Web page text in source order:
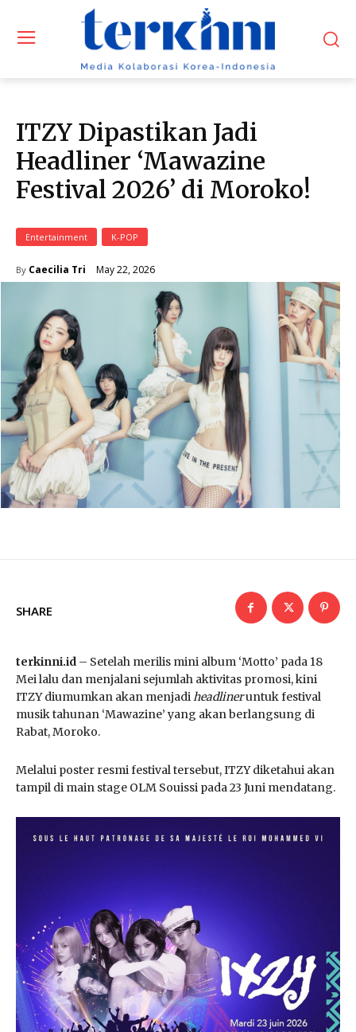
ITZY Dipastikan Jadi
Headliner ‘Mawazine
Festival 2026’ di Moroko!
Entertainment K-POP
By Caecilia Tri May 22, 2026
SHARE
terkinni.id – Setelah merilis mini album ‘Motto’ pada 18
Mei lalu dan menjalani sejumlah aktivitas promosi, kini
ITZY diumumkan akan menjadiheadlineruntuk festival
musik tahunan ‘Mawazine’ yang akan berlangsung di
Rabat, Moroko.
Melalui poster resmi festival tersebut, ITZY diketahui akan
tampil di main stage OLM Souissi pada 23 Juni mendatang.